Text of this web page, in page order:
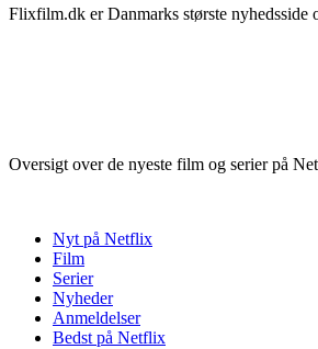
Flixfilm.dk er Danmarks største nyhedsside
Oversigt over de nyeste film og serier på
Nyt på Netflix
Film
Serier
Nyheder
Anmeldelser
Bedst på Netflix